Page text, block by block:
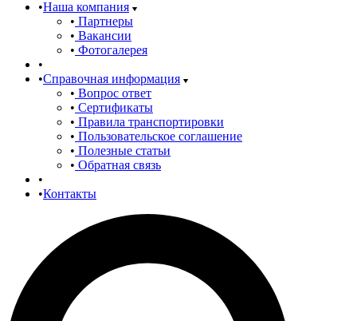
Наша компания
Партнеры
Вакансии
Фотогалерея
Справочная информация
Вопрос ответ
Сертификаты
Правила транспортировки
Пользовательское соглашение
Полезные статьи
Обратная связь
Контакты